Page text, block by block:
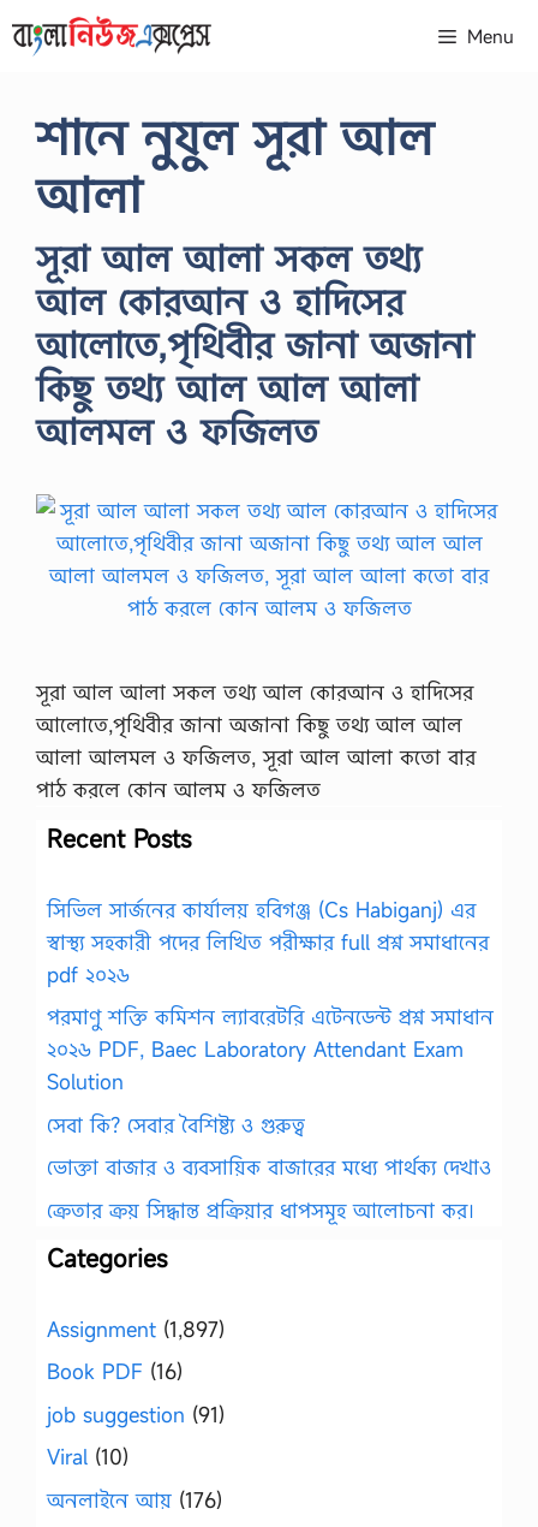
to
Menu
শানে নুযুল সূরা আল
আলা
সূরা আল আলা সকল তথ্য
আল কোরআন ও হাদিসের
আলোতে,পৃথিবীর জানা অজানা
কিছু তথ্য আল আল আলা
আলমল ও ফজিলত
সূরা আল আলা সকল তথ্য আল কোরআন ও হাদিসের
আলোতে,পৃথিবীর জানা অজানা কিছু তথ্য আল আল
আলা আলমল ও ফজিলত, সূরা আল আলা কতো বার
পাঠ করলে কোন আলম ও ফজিলত
Recent Posts
সিভিল সার্জনের কার্যালয় হবিগঞ্জ (Cs Habiganj) এর
স্বাস্থ্য সহকারী পদের লিখিত পরীক্ষার full প্রশ্ন সমাধানের
pdf ২০২৬
পরমাণু শক্তি কমিশন ল্যাবরেটরি এটেনডেন্ট প্রশ্ন সমাধান
২০২৬ PDF, Baec Laboratory Attendant Exam
Solution
সেবা কি? সেবার বৈশিষ্ট্য ও গুরুত্ব
ভোক্তা বাজার ও ব্যবসায়িক বাজারের মধ্যে পার্থক্য দেখাও
ক্রেতার ক্রয় সিদ্ধান্ত প্রক্রিয়ার ধাপসমূহ আলোচনা কর।
Categories
Assignment (1,897)
Book PDF (16)
job suggestion (91)
Viral (10)
অনলাইনে আয় (176)